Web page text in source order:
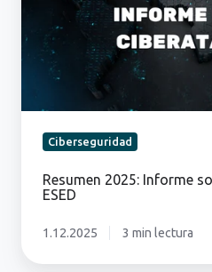
ESED
Ciberseguridad
Resumen 2025: Informe
ESED
1.12.2025 3 min lectura